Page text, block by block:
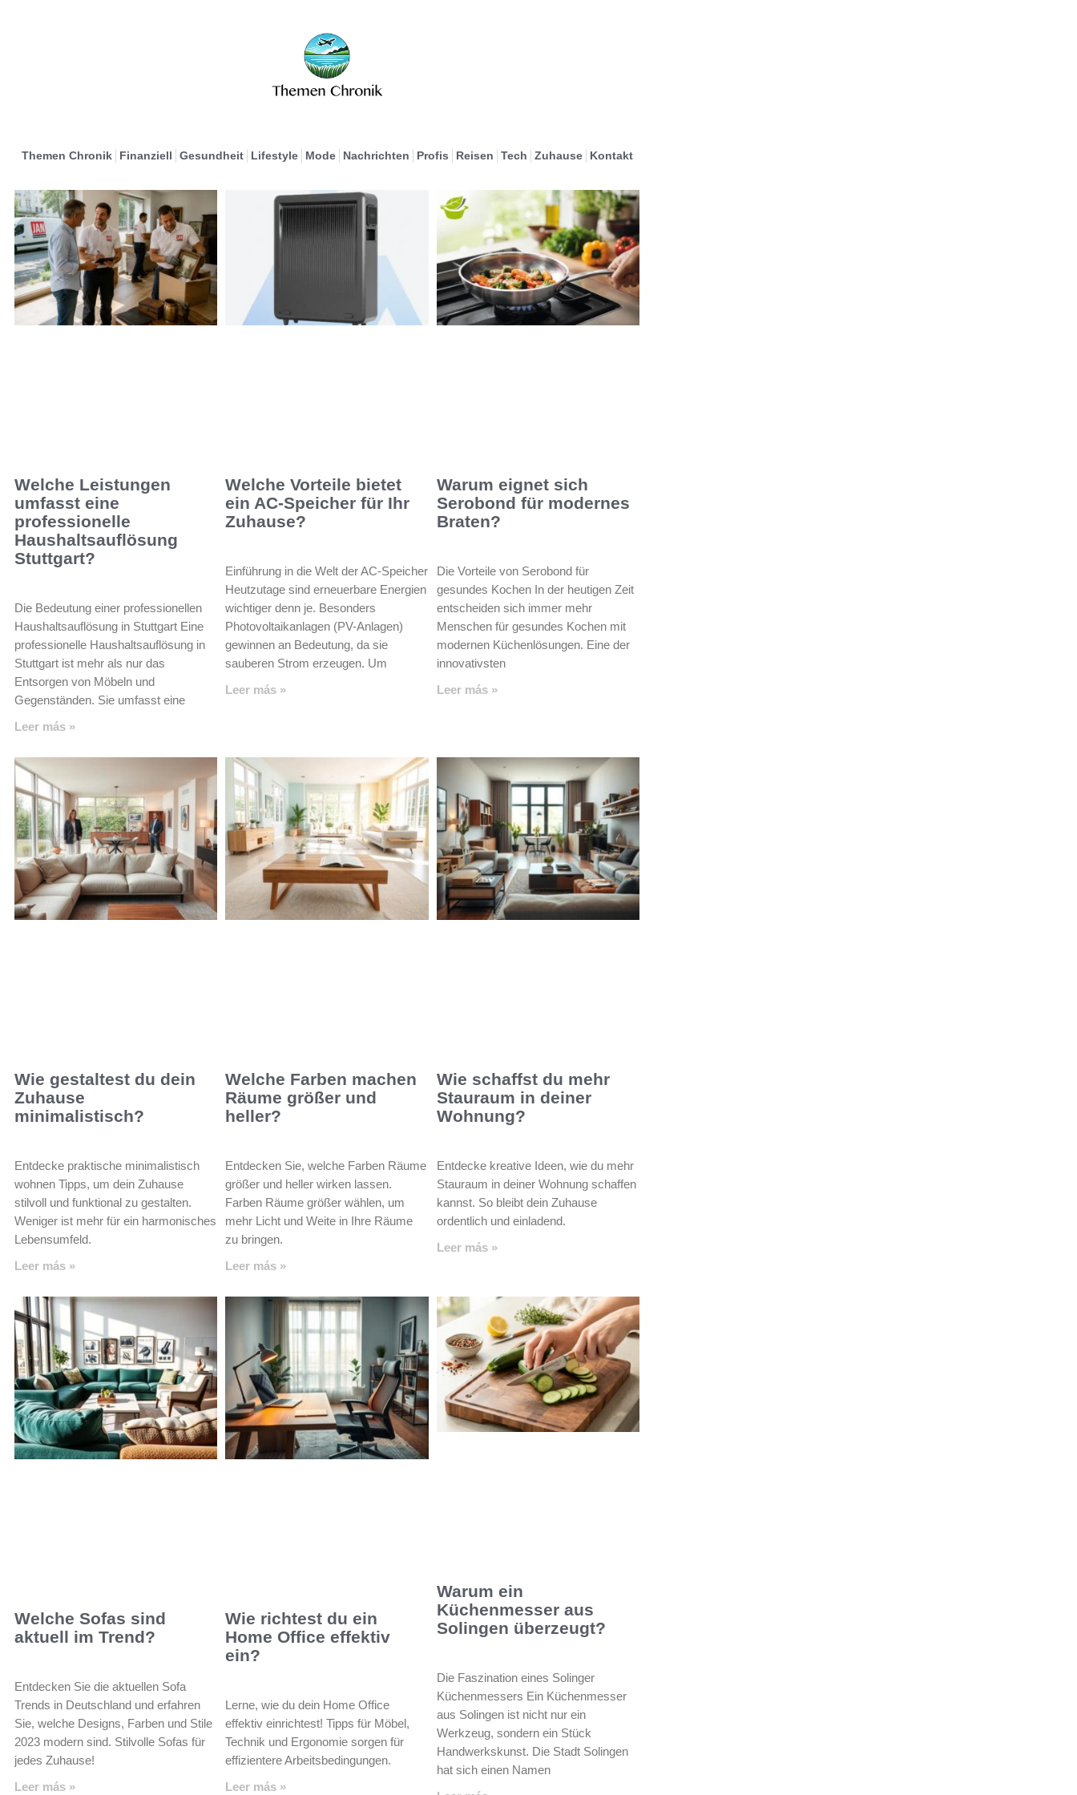
Themen Chronik Finanziell Gesundheit Lifestyle Mode Nachrichten Profis Reisen Tech Zuhause Kontakt
Welche Leistungen
umfasst eine
professionelle
Haushaltsauflösung
Stuttgart?
Die Bedeutung einer professionellen
Haushaltsauflösung in Stuttgart Eine
professionelle Haushaltsauflösung in
Stuttgart ist mehr als nur das
Entsorgen von Möbeln und
Gegenständen. Sie umfasst eine
Leer más »
Welche Vorteile bietet
ein AC-Speicher für Ihr
Zuhause?
Einführung in die Welt der AC-Speicher
Heutzutage sind erneuerbare Energien
wichtiger denn je. Besonders
Photovoltaikanlagen (PV-Anlagen)
gewinnen an Bedeutung, da sie
sauberen Strom erzeugen. Um
Leer más »
Warum eignet sich
Serobond für modernes
Braten?
Die Vorteile von Serobond für
gesundes Kochen In der heutigen Zeit
entscheiden sich immer mehr
Menschen für gesundes Kochen mit
modernen Küchenlösungen. Eine der
innovativsten
Leer más »
Wie gestaltest du dein
Zuhause
minimalistisch?
Entdecke praktische minimalistisch
wohnen Tipps, um dein Zuhause
stilvoll und funktional zu gestalten.
Weniger ist mehr für ein harmonisches
Lebensumfeld.
Leer más »
Welche Farben machen
Räume größer und
heller?
Entdecken Sie, welche Farben Räume
größer und heller wirken lassen.
Farben Räume größer wählen, um
mehr Licht und Weite in Ihre Räume
zu bringen.
Leer más »
Wie schaffst du mehr
Stauraum in deiner
Wohnung?
Entdecke kreative Ideen, wie du mehr
Stauraum in deiner Wohnung schaffen
kannst. So bleibt dein Zuhause
ordentlich und einladend.
Leer más »
Welche Sofas sind
aktuell im Trend?
Entdecken Sie die aktuellen Sofa
Trends in Deutschland und erfahren
Sie, welche Designs, Farben und Stile
2023 modern sind. Stilvolle Sofas für
jedes Zuhause!
Leer más »
Wie richtest du ein
Home Office effektiv
ein?
Lerne, wie du dein Home Office
effektiv einrichtest! Tipps für Möbel,
Technik und Ergonomie sorgen für
effizientere Arbeitsbedingungen.
Leer más »
Warum ein
Küchenmesser aus
Solingen überzeugt?
Die Faszination eines Solinger
Küchenmessers Ein Küchenmesser
aus Solingen ist nicht nur ein
Werkzeug, sondern ein Stück
Handwerkskunst. Die Stadt Solingen
hat sich einen Namen